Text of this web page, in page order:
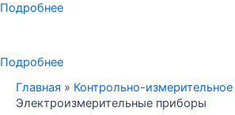
Подробнее
Подробнее
Главная » Контрольно-
Электроизмерительные приборы